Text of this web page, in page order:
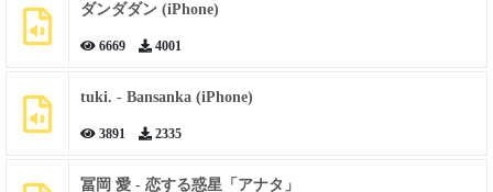
ダンダダン (iPhone)
6669 4001
tuki. - Bansanka (iPhone)
3891 2335
冨岡 愛 - 恋する惑星「アナタ」